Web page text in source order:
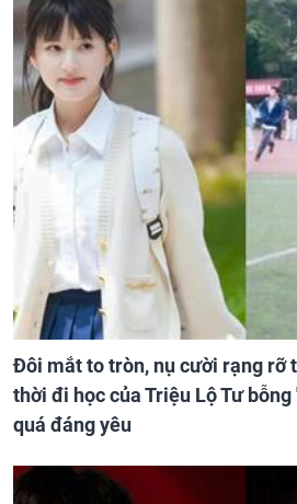
Đôi mắt to tròn, nụ cười rạng rỡ
thời đi học của Triệu Lộ Tư
quá đáng yêu